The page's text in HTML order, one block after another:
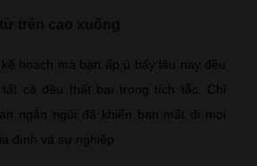
hoạch mà bạn ấp ủ bấy lâu nay đều
cả đều thất bại trong tích tắc. Chỉ
ngắn ngủi đã khiến bạn mất đi mọi
đình và sự nghiệp.